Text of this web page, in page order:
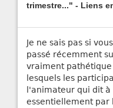
trimestre..." - Liens
Je ne sais pas si
passé récemment
vraiment
lesquels les
l'animateur qui dit
essentiellement par